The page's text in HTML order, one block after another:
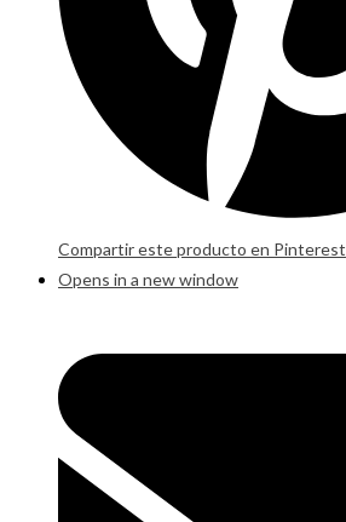
Compartir este producto en Pinterest
Opens in a new window